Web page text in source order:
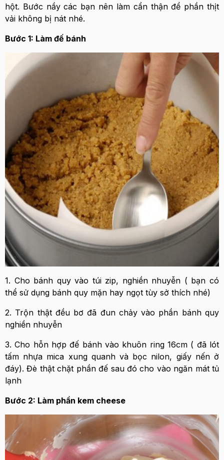
hột. Bước nầy các bạn nên làm cẩn thận để phần thịt
vải không bị nát nhé.
Bước 1: Làm đế bánh
1. Cho bánh quy vào túi zip, nghiền nhuyễn ( bạn có
thể sử dụng bánh quy mặn hay ngọt tùy sở thích nhé)
2. Trộn thật đều bơ đã đun chảy vào phần bánh quy
nghiền nhuyễn
3. Cho hỗn hợp đế bánh vào khuôn ring 16cm ( đã lót
tấm nhựa mica xung quanh và bọc nilon, giấy nến ở
đáy). Đè thật chặt phần đế sau đó cho vào ngăn mát tủ
lạnh
Bước 2: Làm phần kem cheese